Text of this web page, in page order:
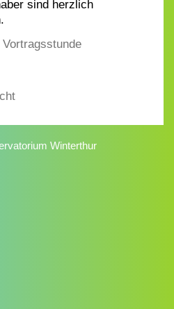
sind herzlich
Winterthur